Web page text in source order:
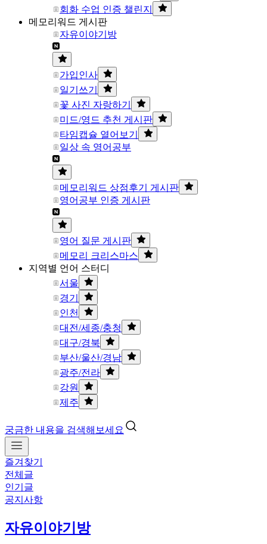
회화 수업 인증 챌린지
메모리워드 게시판
자유이야기방
가입인사
일기쓰기
꽃 사진 자랑하기
미드/영드 추천 게시판
타임캡슐 열어보기
일상 속 영어공부
메모리워드 상점후기 게시판
영어공부 인증 게시판
영어 질문 게시판
메모리 크리스마스
지역별 언어 스터디
서울
경기
인천
대전/세종/충청
대구/경북
부산/울산/경남
광주/전라
강원
제주
궁금한 내용을 검색해보세요
즐겨찾기
전체글
인기글
공지사항
자유이야기방